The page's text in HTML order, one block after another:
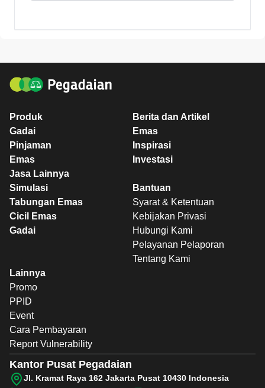
Produk
Gadai
Pinjaman
Emas
Jasa Lainnya
Berita dan Artikel
Emas
Inspirasi
Investasi
Simulasi
Tabungan Emas
Cicil Emas
Gadai
Bantuan
Syarat & Ketentuan
Kebijakan Privasi
Hubungi Kami
Pelayanan Pelaporan
Tentang Kami
Lainnya
Promo
PPID
Event
Cara Pembayaran
Report Vulnerability
Kantor Pusat Pegadaian
Jl. Kramat Raya 162 Jakarta Pusat 10430 Indonesia